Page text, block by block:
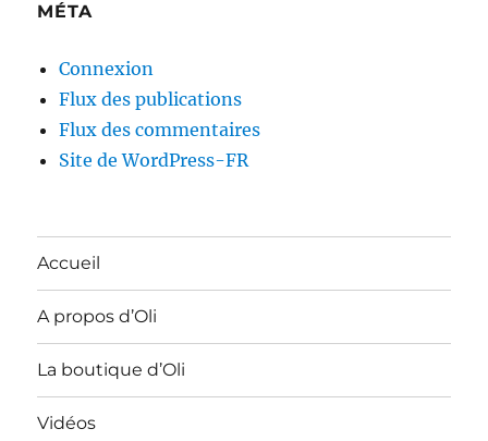
MÉTA
Connexion
Flux des publications
Flux des commentaires
Site de WordPress-FR
Accueil
A propos d’Oli
La boutique d’Oli
Vidéos